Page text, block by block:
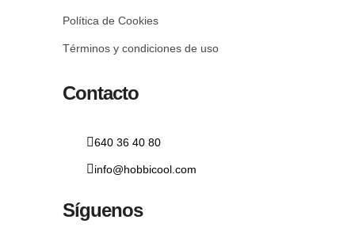
Política de Cookies
Términos y condiciones de uso
Contacto
640 36 40 80
info@hobbicool.com
Síguenos